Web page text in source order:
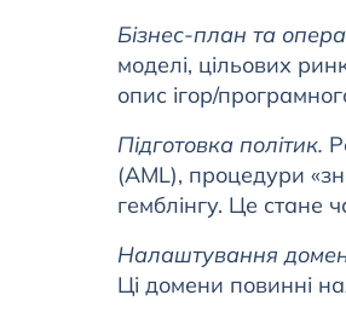
Бізнес-план та
моделі, цільових
опис ігор/
Підготовка політик.
(AML), процедури
гемблінгу. Це стане
Налаштування
Ці домени повинні